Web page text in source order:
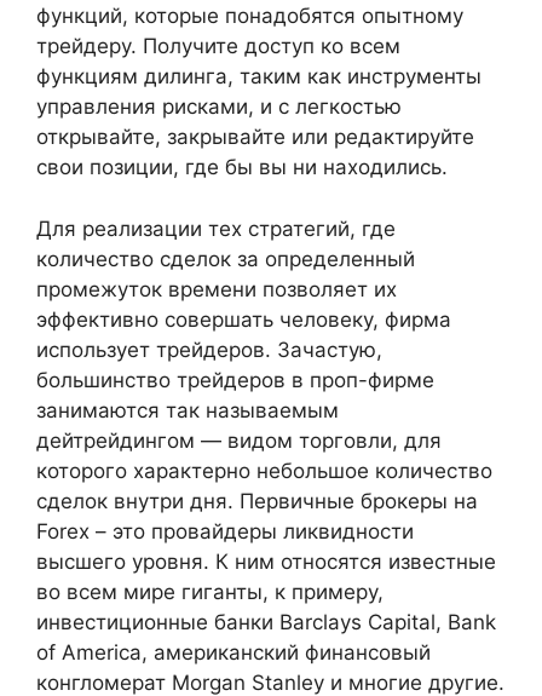
функций, которые понадобятся опытному
трейдеру. Получите доступ ко всем
функциям дилинга, таким как инструменты
управления рисками, и с легкостью
открывайте, закрывайте или редактируйте
свои позиции, где бы вы ни находились.
Для реализации тех стратегий, где
количество сделок за определенный
промежуток времени позволяет их
эффективно совершать человеку, фирма
использует трейдеров. Зачастую,
большинство трейдеров в проп-фирме
занимаются так называемым
дейтрейдингом — видом торговли, для
которого характерно небольшое количество
сделок внутри дня. Первичные брокеры на
Forex – это провайдеры ликвидности
высшего уровня. К ним относятся известные
во всем мире гиганты, к примеру,
инвестиционные банки Barclays Capital, Bank
of America, американский финансовый
конгломерат Morgan Stanley и многие другие.